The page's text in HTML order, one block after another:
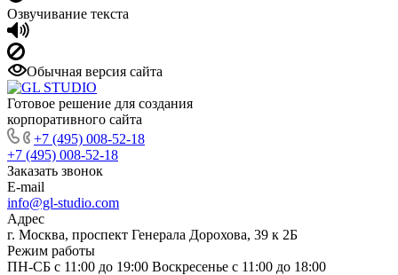
Озвучивание текста
Обычная версия сайта
Готовое решение для создания
корпоративного сайта
+7 (495) 008-52-18
+7 (495) 008-52-18
Заказать звонок
E-mail
info@gl-studio.com
Адрес
г. Москва, проспект Генерала Дорохова, 39 к 2Б
Режим работы
ПН-СБ с 11:00 до 19:00 Воскресенье с 11:00 до 18:00